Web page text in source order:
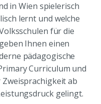
in Wien spielerisch
lernt und welche
für die
Ihnen einen
pädagogische
Curriculum und
ab
gelingt.